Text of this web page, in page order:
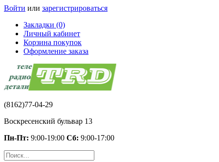
Войти или зарегистрироваться
Закладки (0)
Личный кабинет
Корзина покупок
Оформление заказа
(8162)77-04-29
Воскресенский бульвар 13
Пн-Пт: 9:00-19:00 Сб: 9:00-17:00